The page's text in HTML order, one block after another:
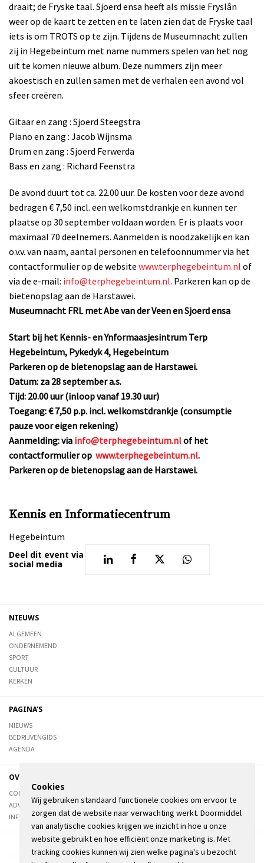
draait; de Fryske taal. Sjoerd ensa heeft als missie Fryslân
weer op de kaart te zetten en te laten zien dat de Fryske taal
iets is om TROTS op te zijn. Tijdens de Museumnacht zullen
zij in Hegebeintum met name nummers spelen van het nog
uit te komen nieuwe album. Deze nummers zijn meer
akoestisch en zullen samen met de verhalen een avond vol
sfeer creëren.
Gitaar en zang : Sjoerd Steegstra
Piano en zang : Jacob Wijnsma
Drum en zang : Sjoerd Ferwerda
Bass en zang : Richard Feenstra
De avond duurt tot ca. 22.00 uur. De kosten voor deze avond
bedragen € 7,50 incl. een welkomstdrankje en kunnen ter
plaatse op 30 september voldaan worden. Er is plaats voor
maximaal 70 deelnemers. Aanmelden is noodzakelijk en kan
o.v.v. van naam, aantal personen en telefoonnummer via het
contactformulier op de website www.terphegebeintum.nl of
via de e-mail: info@terphegebeintum.nl. Parkeren kan op de
bietenopslag aan de Harstawei.
Museumnacht FRL met Abe van der Veen en Sjoerd ensa
Start bij het Kennis- en Ynformaasjesintrum Terp
Hegebeintum, Pykedyk 4, Hegebeintum
Parkeren op de bietenopslag aan de Harstawei.
Datum: za 28 september a.s.
Tijd: 20.00 uur (inloop vanaf 19.30 uur)
Toegang: € 7,50 p.p. incl. welkomstdrankje (consumptie
pauze voor eigen rekening)
Aanmelding: via info@terphegebeintum.nlof het
contactformulier op www.terphegebeintum.nl.
Parkeren op de bietenopslag aan de Harstawei.
Kennis en Informatiecentrum
Hegebeintum
Deel dit event via
social media
NIEUWS
ALGEMEEN
ONDERNEMEND
SPORT
CULTUUR
KERKEN
PAGINA'S
NIEUWS
BEDRIJVENGIDS
AGENDA
OVER DE STIENSER
CONTACT
ADVERTEREN
INFORMATIE
Cookies
Wij gebruiken standaard functionele cookies om ervoor te
zorgen dat de website naar verwachting werkt. Doormiddel
van analytische cookies krijgen we inzicht in hoe u onze
website gebruikt en hoe efficiënt onze marketing is. Met
tracking cookies kunnen wij zien welke pagina's u bezocht